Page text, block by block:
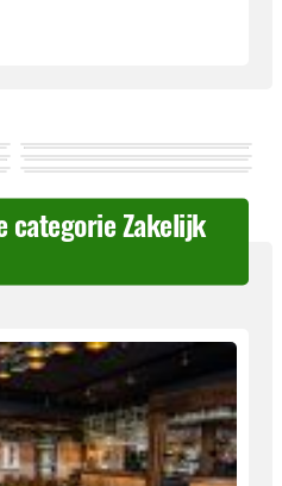
categorie Zakelijk